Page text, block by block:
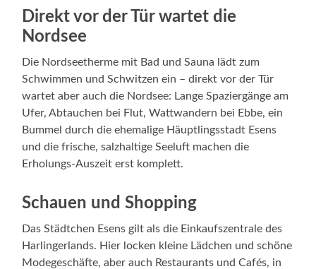
Direkt vor der Tür wartet die
Nordsee
Die Nordseetherme mit Bad und Sauna lädt zum
Schwimmen und Schwitzen ein – direkt vor der Tür
wartet aber auch die Nordsee: Lange Spaziergänge am
Ufer, Abtauchen bei Flut, Wattwandern bei Ebbe, ein
Bummel durch die ehemalige Häuptlingsstadt Esens
und die frische, salzhaltige Seeluft machen die
Erholungs-Auszeit erst komplett.
Schauen und Shopping
Das Städtchen Esens gilt als die Einkaufszentrale des
Harlingerlands. Hier locken kleine Lädchen und schöne
Modegeschäfte, aber auch Restaurants und Cafés, in